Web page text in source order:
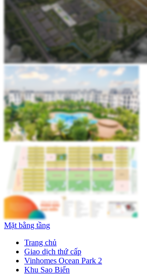
Mặt bằng tầng
Trang chủ
Giao dịch thứ cấp
Vinhomes Ocean Park 2
Khu Sao Biển